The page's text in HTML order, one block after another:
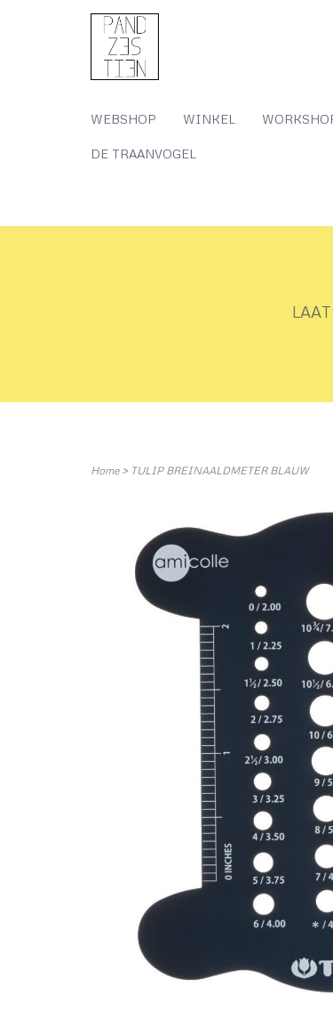
WEBSHOP WINKEL
DE TRAANVOGEL
Home> TULIP BREINAALDMETER BLAUW